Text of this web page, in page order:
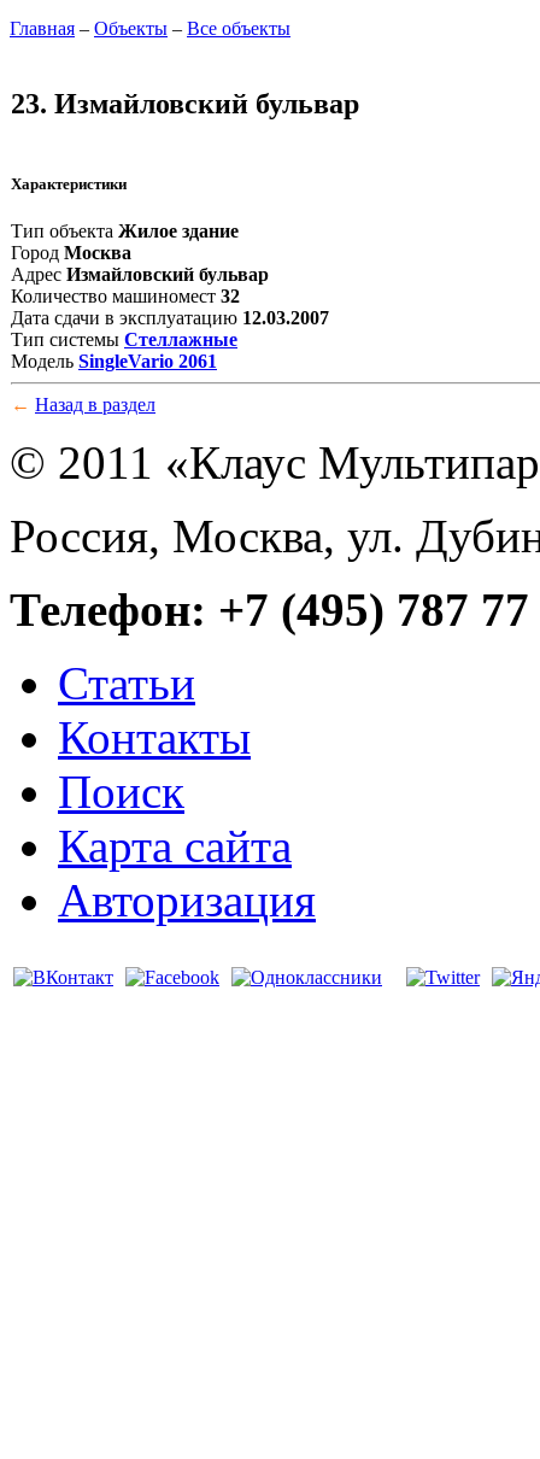
Главная – Объекты – Все объекты
23. Измайловский бульвар
Характеристики
Тип объекта Жилое здание
Город Москва
Адрес Измайловский бульвар
Количество машиномест 32
Дата сдачи в эксплуатацию 12.03.2007
Тип системы Стеллажные
Модель SingleVario 2061
← Назад в раздел
© 2011 «Клаус
Россия, Москва, ул.
Телефон: +7 (495) 787 77
Статьи
Контакты
Поиск
Карта сайта
Авторизация